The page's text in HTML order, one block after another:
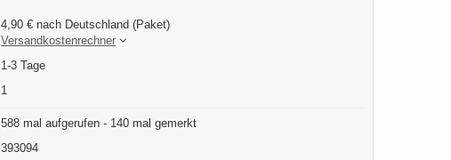
4,90 € nach Deutschland (Paket)
Versandkostenrechner
1-3 Tage
1
588 mal aufgerufen - 140 mal gemerkt
393094